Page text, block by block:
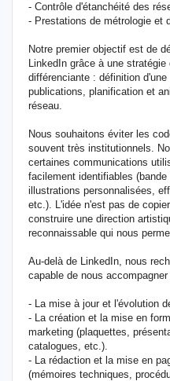
- Contrôle d'étanchéité des
- Prestations de métrologie et
Notre premier objectif est de
LinkedIn grâce à une
différenciante : définition
publications, planification et
réseau.
Nous souhaitons éviter les
souvent très institutionnels.
certaines communications
facilement identifiables
illustrations personnalisées,
etc.). L'idée n'est pas de
construire une direction
reconnaissable qui nous
Au-delà de LinkedIn, nous
capable de nous accompagner
- La mise à jour et l'évolution
- La création et la mise en
marketing (plaquettes,
catalogues, etc.).
- La rédaction et la mise en
(mémoires techniques,